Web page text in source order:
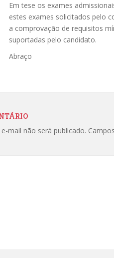
Em tese os exames
estes exames solicitados pelo
a comprovação de requisitos
suportadas pelo candidato.
Abraço
mail não será publicado.